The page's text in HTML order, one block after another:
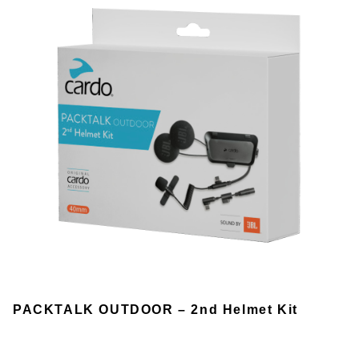
PACKTALK OUTDOOR – 2nd Helmet Kit